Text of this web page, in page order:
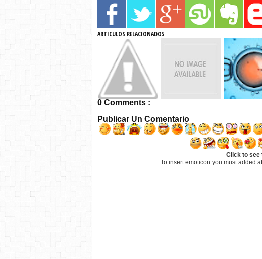
ARTICULOS RELACIONADOS
0 Comments :
Publicar Un Comentario
Click to see
To insert emoticon you must added